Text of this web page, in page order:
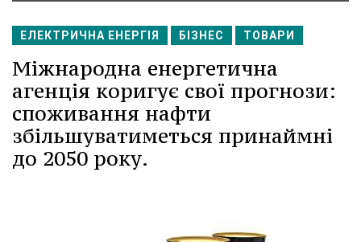
ЕЛЕКТРИЧНА ЕНЕРГІЯ БІЗНЕС ТОВАРИ
Міжнародна енергетична
агенція коригує свої прогнози:
споживання нафти
збільшуватиметься принаймні
до 2050 року.